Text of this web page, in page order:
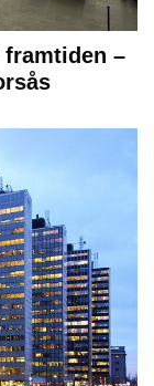
framtiden –